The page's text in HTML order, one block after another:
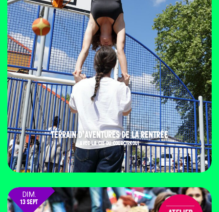
TERRAIN D’AVENTURES DE LA RENTRÉE
AVEC LA CIE DU COURCIRKOUI
DIM.
13 SEPT